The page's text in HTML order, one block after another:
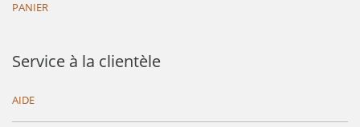
PANIER
Service à la clientèle
AIDE